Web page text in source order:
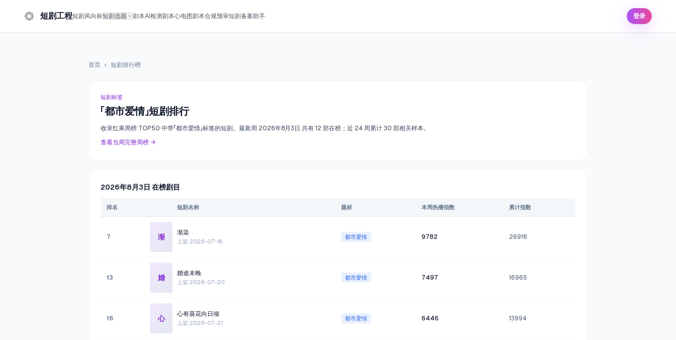
短剧工程短剧风向标短剧选题 剧本AI检测 剧本心电图 剧本合规预审短剧备案助手 登录
首页 › 短剧排行榜
短剧标签
「 都市爱情」短剧排行
收录红果周榜 TOP50 中带「 都市爱情 」标签的短剧。最新周 2026年8月3日 共有 12 部在榜；近 24 周累计 30 部相关样本。
查看当周完整周榜 →
2026年8月3日 在榜剧目
排名 短剧名称 题材 本周热播指数 累计指数
7 渐
渐染
上架 2026-07-18
都市爱情 9782 26918
13 婚
婚途未晚
上架 2026-07-20
都市爱情 7497 16965
16 心
心有葵花向日倾
上架 2026-07-21
都市爱情 6446 13994